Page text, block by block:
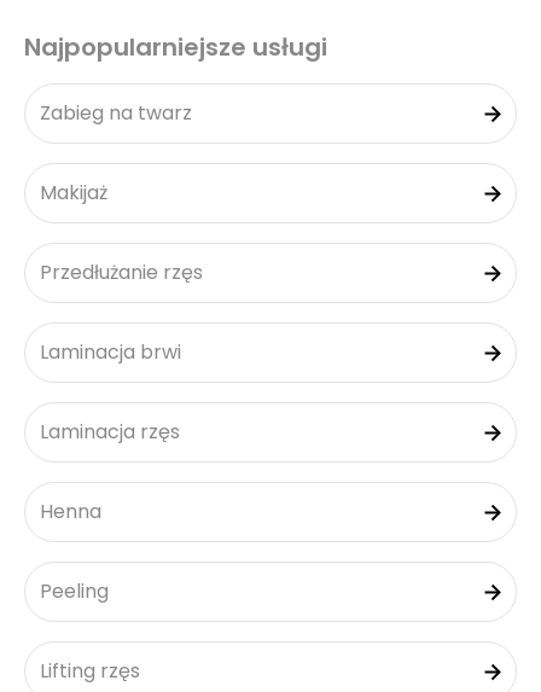
Najpopularniejsze usługi
Zabieg na twarz
Makijaż
Przedłużanie rzęs
Laminacja brwi
Laminacja rzęs
Henna
Peeling
Lifting rzęs